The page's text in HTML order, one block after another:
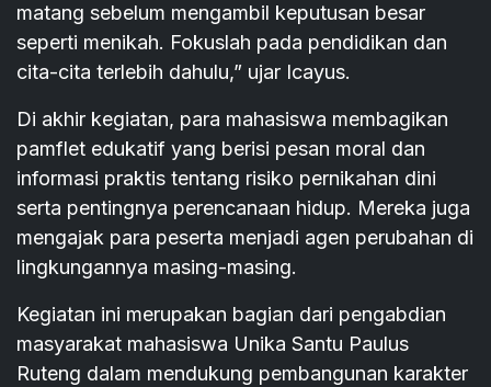
matang sebelum mengambil keputusan besar
seperti menikah. Fokuslah pada pendidikan dan
cita-cita terlebih dahulu,” ujar Icayus.
Di akhir kegiatan, para mahasiswa membagikan
pamflet edukatif yang berisi pesan moral dan
informasi praktis tentang risiko pernikahan dini
serta pentingnya perencanaan hidup. Mereka juga
mengajak para peserta menjadi agen perubahan di
lingkungannya masing-masing.
Kegiatan ini merupakan bagian dari pengabdian
masyarakat mahasiswa Unika Santu Paulus
Ruteng dalam mendukung pembangunan karakter